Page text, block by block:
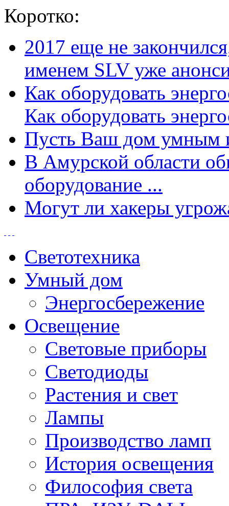
Коротко:
2017 еще не
именем SLV уже
Как оборудовать
Как оборудовать
Пусть Ваш дом умным
В Амурской области
оборудование ...
Могут ли хакеры
Светотехника
Умный дом
Энергосбережение
Освещение
Световые приборы
Светодиоды
Растения и свет
Лампы
Производство ламп
История освещения
Философия света